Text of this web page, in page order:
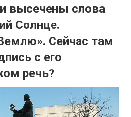
высечены слова
Солнце.
Сейчас там
с его
речь?